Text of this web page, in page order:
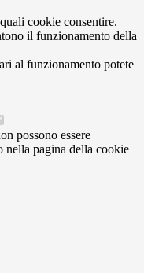
cookie consentire.
il funzionamento della
al funzionamento potete
possono essere
nella pagina della cookie